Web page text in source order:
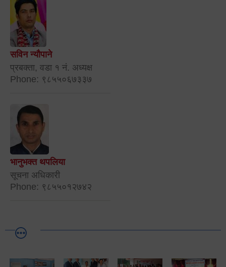
सविन न्यौपाने
प्रबक्ता, वडा १ नं. अध्यक्ष
Phone: ९८५५०६७३३७
भानुभक्त थपलिया
सूचना अधिकारी
Phone: ९८५५०१२७४२